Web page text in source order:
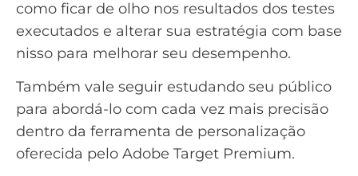
como ficar de olho nos resultados dos testes
executados e alterar sua estratégia com base
nisso para melhorar seu desempenho.
Também vale seguir estudando seu público
para abordá-lo com cada vez mais precisão
dentro da ferramenta de personalização
oferecida pelo Adobe Target Premium.